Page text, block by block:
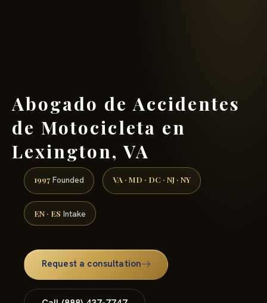
Abogado de Accidentes
de Motocicleta en
Lexington, VA
1997 Founded VA · MD · DC · NJ · NY
EN · ES Intake
Request a consultation